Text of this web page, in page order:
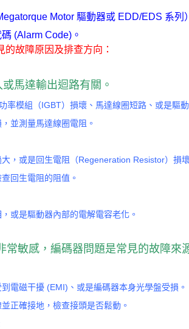
Motor 驅動器或 EDD/EDS 系
(Alarm Code)。
故障原因及排查方向：
馬達輸出迴路有關。
率模組（IGBT）損壞、馬達線圈短路、或是驅
並測量馬達線圈電阻。
，或是回生電阻（Regeneration Resistor）損
回生電阻的阻值。
或是驅動器內部的電解電容老化。
常敏感，編碼器問題是常見的故障來
電磁干擾 (EMI)、或是編碼器本身光學盤受損。
正確接地，檢查接頭是否鬆動。